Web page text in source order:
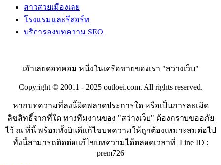
สาวสวยเมืองเลย
โรงแรมและรีสอร์ท
บริการลงบทความ SEO
เอ๊าเลยดอทคอม หนึ่งในเครือข่ายของเรา "สว่างเว็บ"
Copyright © 20011 - 2025 outloei.com. All rights reserved.
หากบทความที่ลงนี้ผิดพลาดประการใด หรือเป็นการละเมิด
ลิขสิทธิ์จากที่ใด ทางทีมงานของ "สว่างเว็บ" ต้องกราบขออภัย
ไว้ ณ ที่นี้ พร้อมทั้งยินดีแก้ไขบทความให้ถูกต้องเหมาะสมต่อไป
ทั้งนี้สามารถติดต่อแก้ไขบทความได้ตลอดเวลาที่ Line ID :
prem726